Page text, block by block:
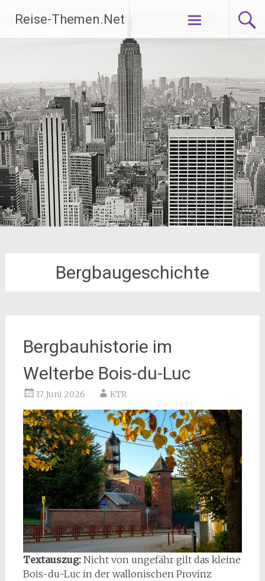
Inhalt
springen
Reise-Themen.Net
Bergbaugeschichte
Bergbauhistorie im
Welterbe Bois-du-Luc
17. Juni 2026 KTR
Textauszug: Nicht von ungefähr gilt das kleine
Bois-du-Luc in der wallonischen Provinz